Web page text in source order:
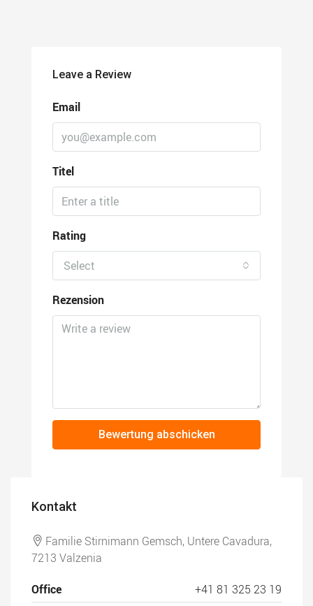
Leave a Review
Email
Titel
Rating
Select
Rezension
Bewertung abschicken
Kontakt
Familie Stirnimann Gemsch, Untere Cavadura,
7213 Valzenia
Office
+41 81 325 23 19